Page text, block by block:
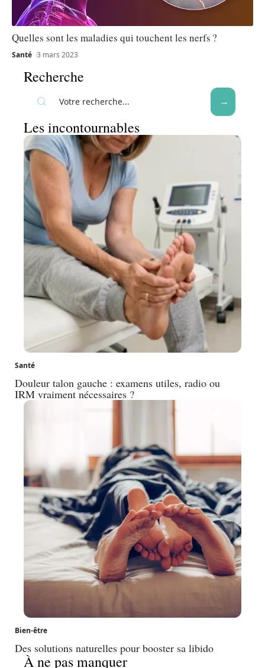
Quelles sont les maladies qui touchent les nerfs ?
Santé 3 mars 2023
Recherche
Les incontournables
Santé
Douleur talon gauche : examens utiles, radio ou
IRM vraiment nécessaires ?
Bien-être
Des solutions naturelles pour booster sa libido
À ne pas manquer